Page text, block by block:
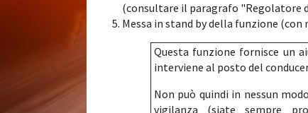
(consultare il paragrafo "Regolatore
Messa in stand by della funzione
Questa funzione fornisce un
interviene al posto del
Non può quindi in nessun
vigilanza (siate sempre